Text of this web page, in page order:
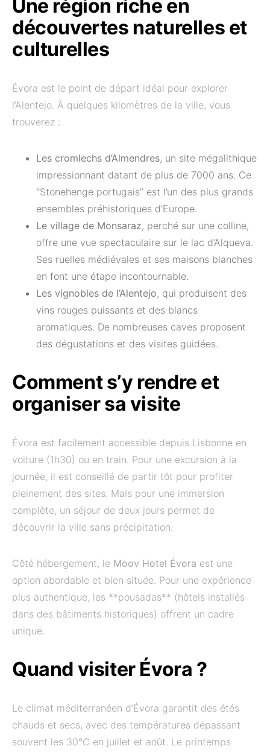
Une région riche en
découvertes naturelles et
culturelles
Évora est le point de départ idéal pour explorer
l’Alentejo. À quelques kilomètres de la ville, vous
trouverez :
Les cromlechs d’Almendres, un site mégalithique
impressionnant datant de plus de 7000 ans. Ce
“Stonehenge portugais” est l’un des plus grands
ensembles préhistoriques d’Europe.
Le village de Monsaraz, perché sur une colline,
offre une vue spectaculaire sur le lac d’Alqueva.
Ses ruelles médiévales et ses maisons blanches
en font une étape incontournable.
Les vignobles de l’Alentejo, qui produisent des
vins rouges puissants et des blancs
aromatiques. De nombreuses caves proposent
des dégustations et des visites guidées.
Comment s’y rendre et
organiser sa visite
Évora est facilement accessible depuis Lisbonne en
voiture (1h30) ou en train. Pour une excursion à la
journée, il est conseillé de partir tôt pour profiter
pleinement des sites. Mais pour une immersion
complète, un séjour de deux jours permet de
découvrir la ville sans précipitation.
Côté hébergement, le Moov Hotel Évora est une
option abordable et bien située. Pour une expérience
plus authentique, les **pousadas** (hôtels installés
dans des bâtiments historiques) offrent un cadre
unique.
Quand visiter Évora ?
Le climat méditerranéen d’Évora garantit des étés
chauds et secs, avec des températures dépassant
souvent les 30°C en juillet et août. Le printemps